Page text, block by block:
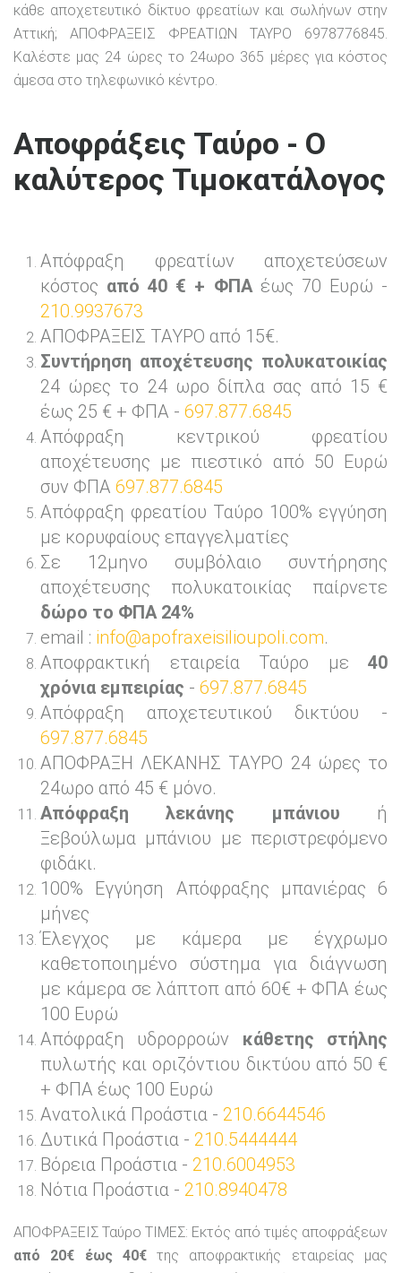
κάθε αποχετευτικό δίκτυο φρεατίων και σωλήνων στην
Αττική; ΑΠΟΦΡΑΞΕΙΣ ΦΡΕΑΤΙΩΝ ΤΑΥΡΟ 6978776845.
Καλέστε μας 24 ώρες το 24ωρο 365 μέρες για κόστος
άμεσα στο τηλεφωνικό κέντρο.
Αποφράξεις Ταύρο - Ο
καλύτερος Τιμοκατάλογος
Απόφραξη φρεατίων αποχετεύσεων
κόστος από 40 € + ΦΠΑέως 70 Ευρώ -
210.9937673
ΑΠΟΦΡΑΞΕΙΣ ΤΑΥΡΟ από 15€.
Συντήρηση αποχέτευσης πολυκατοικίας
24 ώρες το 24 ωρο δίπλα σας από 15 €
έως 25 € + ΦΠΑ - 697.877.6845
Απόφραξη κεντρικού φρεατίου
αποχέτευσης με πιεστικό από 50 Ευρώ
συν ΦΠΑ 697.877.6845
Απόφραξη φρεατίου Ταύρο 100% εγγύηση
με κορυφαίους επαγγελματίες
Σε 12μηνο συμβόλαιο συντήρησης
αποχέτευσης πολυκατοικίας παίρνετε
δώρο το ΦΠΑ 24%
email : info@apofraxeisilioupoli.com.
Αποφρακτική εταιρεία Ταύρο με 40
χρόνια εμπειρίας - 697.877.6845
Απόφραξη αποχετευτικού δικτύου -
697.877.6845
ΑΠΟΦΡΑΞΗ ΛΕΚΑΝΗΣ ΤΑΥΡΟ 24 ώρες το
24ωρο από 45 € μόνο.
Απόφραξη λεκάνης μπάνιου ή
Ξεβούλωμα μπάνιου με περιστρεφόμενο
φιδάκι.
100% Εγγύηση Απόφραξης μπανιέρας 6
μήνες
Έλεγχος με κάμερα με έγχρωμο
καθετοποιημένο σύστημα για διάγνωση
με κάμερα σε λάπτοπ από 60€ + ΦΠΑ έως
100 Ευρώ
Απόφραξη υδρορροών κάθετης στήλης
πυλωτής και οριζόντιου δικτύου από 50 €
+ ΦΠΑ έως 100 Ευρώ
Ανατολικά Προάστια - 210.6644546
Δυτικά Προάστια - 210.5444444
Βόρεια Προάστια - 210.6004953
Νότια Προάστια - 210.8940478
ΑΠΟΦΡΑΞΕΙΣ Ταύρο ΤΙΜΕΣ: Εκτός από τιμές αποφράξεων
από 20€ έως 40€της αποφρακτικής εταιρείας μας